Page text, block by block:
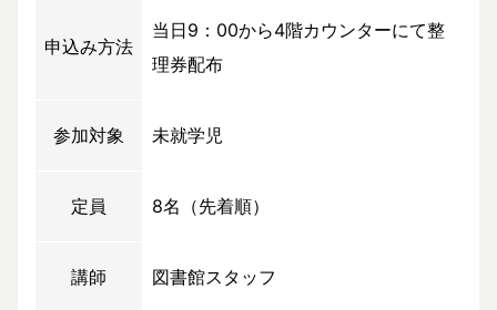
申込み方法
当日9：00から4階カウンターにて整
理券配布
参加対象 未就学児
定員 8名（先着順）
講師 図書館スタッフ